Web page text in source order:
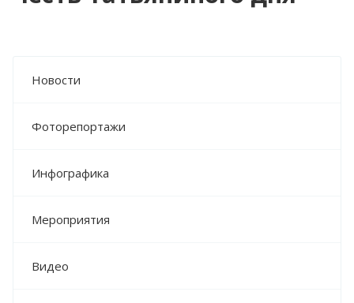
Новости
Фоторепортажи
Инфографика
Мероприятия
Видео
ПРОТИВОДЕЙСТВИЕ ТЕРРОРИЗМУ И